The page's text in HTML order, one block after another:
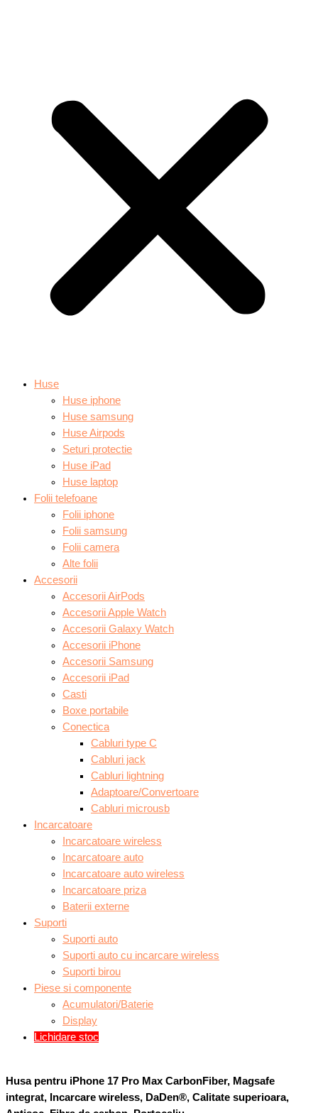
Huse
Huse iphone
Huse samsung
Huse Airpods
Seturi protectie
Huse iPad
Huse laptop
Folii telefoane
Folii iphone
Folii samsung
Folii camera
Alte folii
Accesorii
Accesorii AirPods
Accesorii Apple Watch
Accesorii Galaxy Watch
Accesorii iPhone
Accesorii Samsung
Accesorii iPad
Casti
Boxe portabile
Conectica
Cabluri type C
Cabluri jack
Cabluri lightning
Adaptoare/Convertoare
Cabluri microusb
Incarcatoare
Incarcatoare wireless
Incarcatoare auto
Incarcatoare auto wireless
Incarcatoare priza
Baterii externe
Suporti
Suporti auto
Suporti auto cu incarcare wireless
Suporti birou
Piese si componente
Acumulatori/Baterie
Display
Lichidare stoc
Husa pentru iPhone 17 Pro Max CarbonFiber, Magsafe
integrat, Incarcare wireless, DaDen®, Calitate superioara,